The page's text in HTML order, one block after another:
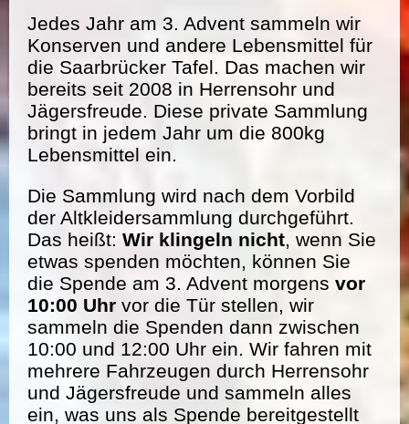
Jedes Jahr am 3. Advent sammeln wir
Konserven und andere Lebensmittel für
die Saarbrücker Tafel. Das machen wir
bereits seit 2008 in Herrensohr und
Jägersfreude. Diese private Sammlung
bringt in jedem Jahr um die 800kg
Lebensmittel ein.
Die Sammlung wird nach dem Vorbild
der Altkleidersammlung durchgeführt.
Das heißt: Wir klingeln nicht, wenn Sie
etwas spenden möchten, können Sie
die Spende am 3. Advent morgens vor
10:00 Uhr vor die Tür stellen, wir
sammeln die Spenden dann zwischen
10:00 und 12:00 Uhr ein. Wir fahren mit
mehrere Fahrzeugen durch Herrensohr
und Jägersfreude und sammeln alles
ein, was uns als Spende bereitgestellt